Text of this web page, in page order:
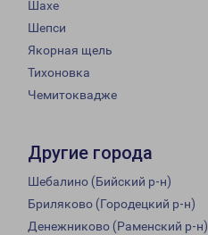
Шахе
Шепси
Якорная щель
Тихоновка
Чемитоквадже
Другие города
Шебалино (Бийский р-н)
Бриляково (Городецкий р-н)
Денежниково (Раменский р-н)